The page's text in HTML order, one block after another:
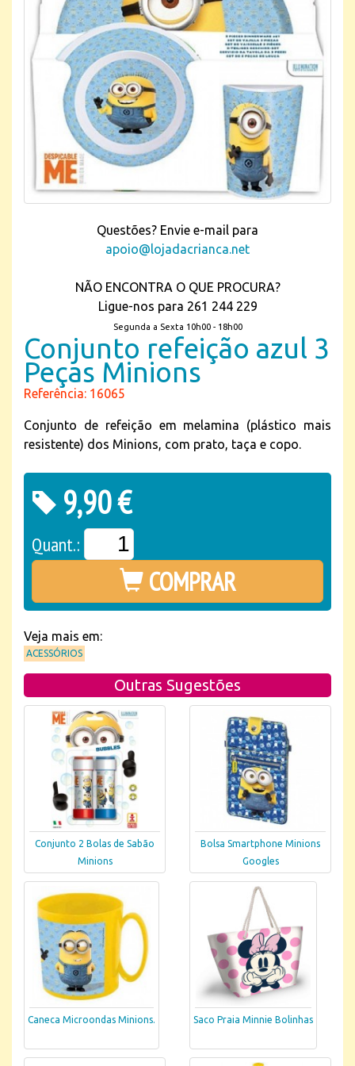
Questões? Envie e-mail para
apoio@lojadacrianca.net
NÃO ENCONTRA O QUE PROCURA?
Ligue-nos para 261 244 229
Segunda a Sexta 10h00 - 18h00
Conjunto refeição azul 3
Peças Minions
Referência: 16065
Conjunto de refeição em melamina (plástico mais
resistente) dos Minions, com prato, taça e copo.
9,90 €
Quant.:
COMPRAR
Veja mais em:
ACESSÓRIOS
Outras Sugestões
Conjunto 2 Bolas de Sabão
Minions
Bolsa Smartphone Minions
Googles
Caneca Microondas Minions. Saco Praia Minnie Bolinhas